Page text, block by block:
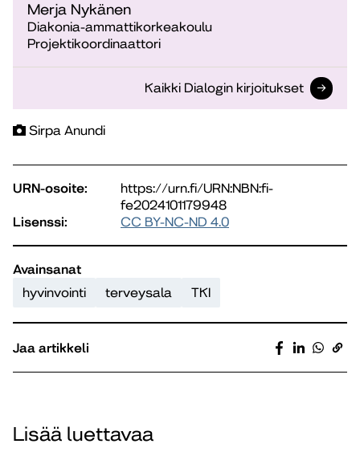
Merja Nykänen
Diakonia-ammattikorkeakoulu
Projektikoordinaattori
Kaikki Dialogin kirjoitukset
Sirpa Anundi
URN-osoite:
https://urn.fi/URN:NBN:fi-
fe2024101179948
Lisenssi:
CC BY-NC-ND 4.0
Avainsanat
hyvinvointi
terveysala TKI
Jaa artikkeli
Lisää luettavaa